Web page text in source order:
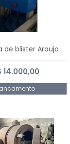
de blister Araujo
14.000,00